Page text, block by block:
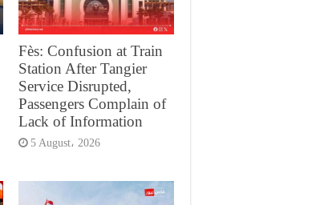
Fès: Confusion at Train
Station After Tangier
Service Disrupted,
Passengers Complain of
Lack of Information
5 August، 2026